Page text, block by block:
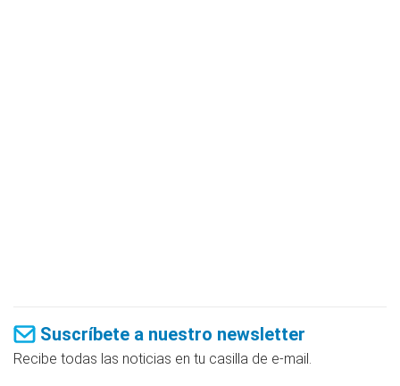
Suscríbete a nuestro newsletter
Recibe todas las noticias en tu casilla de e-mail.